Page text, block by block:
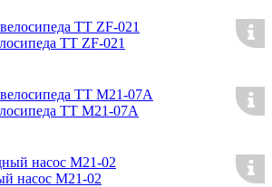
ТТ ZF-021
ТТ M21-07A
насос M21-02